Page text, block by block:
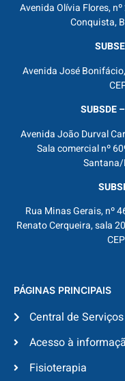
Avenida Olívia Flores,
Conquista,
Avenida José
SUBSDE
Avenida João Durval
Sala comercial nº
Santana/
Rua Minas Gerais, nº
Renato Cerqueira, sala
PÁGINAS PRINCIPAIS
Central de Serviços
Acesso à
Fisioterapia